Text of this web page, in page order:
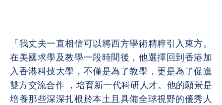
「我丈夫一直相信可以將西方學術精粹引入東方。
在美國求學及教學一段時間後，他選擇回到香港加
入香港科技大學，不僅是為了教學，更是為了促進
雙方交流合作 ，培育新一代科研人才。他的願景是
培養那些深深扎根於本土且具備全球視野的優秀人